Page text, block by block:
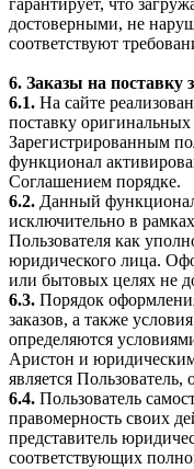
гарантирует, что
достоверными, не
соответствуют
6. Заказы на поставку
6.1. На сайте
поставку
Зарегистрированным
функционал
Соглашением порядке.
6.2. Данный функционал
исключительно в
Пользователя как
юридического лица.
или бытовых целях не
6.3. Порядок
заказов, а также
определяются
Аристон и
является
6.4. Пользователь
правомерность своих
представитель
соответствующих